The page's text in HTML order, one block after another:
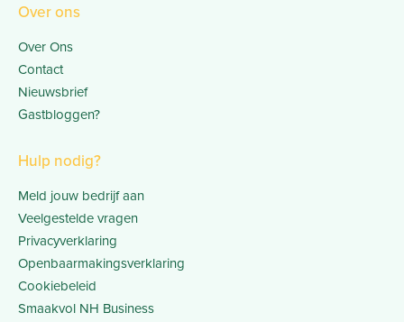
Over ons
Over Ons
Contact
Nieuwsbrief
Gastbloggen?
Hulp nodig?
Meld jouw bedrijf aan
Veelgestelde vragen
Privacyverklaring
Openbaarmakingsverklaring
Cookiebeleid
Smaakvol NH Business